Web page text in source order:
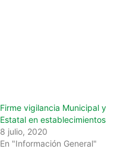
Firme vigilancia Municipal y
Estatal en establecimientos
8 julio, 2020
En "Información General"